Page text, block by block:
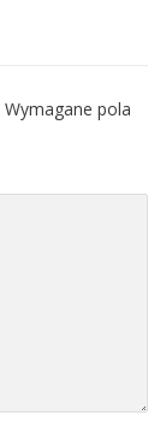
Wymagane pola